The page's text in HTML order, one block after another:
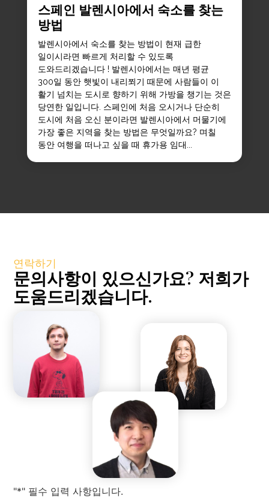
스페인 발렌시아에서 숙소를 찾는
방법
발렌시아에서 숙소를 찾는 방법이 현재 급한
일이시라면 빠르게 처리할 수 있도록
도와드리겠습니다 ! 발렌시아에서는 매년 평균
300일 동안 햇빛이 내리쬐기 때문에 사람들이 이
활기 넘치는 도시로 향하기 위해 가방을 챙기는 것은
당연한 일입니다. 스페인에 처음 오시거나 단순히
도시에 처음 오신 분이라면 발렌시아에서 머물기에
가장 좋은 지역을 찾는 방법은 무엇일까요? 며칠
동안 여행을 떠나고 싶을 때 휴가용 임대...
연락하기
문의사항이 있으신가요? 저희가
도움드리겠습니다.
"*" 필수 입력 사항입니다.